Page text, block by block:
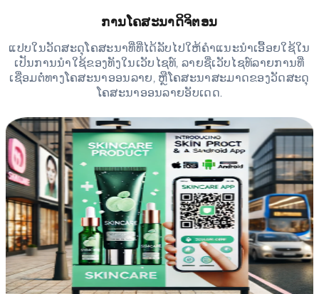
ການໂຄສະນາດິຈິຕອນ
ແປບໃນວັດສະດຸໂຄສະນາທີ່ທີ່ໄດ້ລັບໄປໃຫ້ຄຳແນະນຳເອື້ອຍໃຊ້ໃນ
ເປັນການນຳໃຊ້ຂອງທັງໃນເວັບໄຊທ໌, ລາຍຊື່ເວັບໄຊທ໌ລາຍການທີ່
ເຊື່ອມຕໍ່ທາງໂຄສະນາອອນລາຍ, ຫຼືໂຄສະນາສະມາດຂອງວັດສະດຸ
ໂຄສະນາອອນລາຍອັບເດດ.